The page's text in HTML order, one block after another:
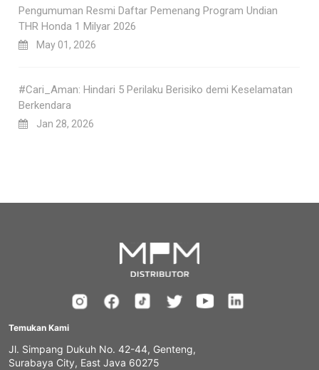
Pengumuman Resmi Daftar Pemenang Program Undian
THR Honda 1 Milyar 2026
May 01, 2026
#Cari_Aman: Hindari 5 Perilaku Berisiko demi Keselamatan
Berkendara
Jan 28, 2026
Temukan Kami
Jl. Simpang Dukuh No. 42-44, Genteng,
Surabaya City, East Java 60275